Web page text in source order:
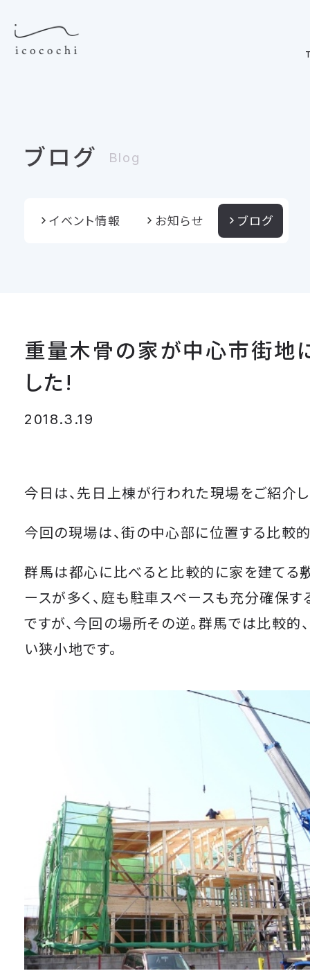
ブログ Blog
イベント情報 お知らせ ブログ
重量木骨の家が中心市街地
した!
2018.3.19
今日は、先日上棟が行われた現場をご紹介し
今回の現場は、街の中心部に位置する比較
群馬は都心に比べると比較的に家を建てる
ースが多く、庭も駐車スペースも充分確保
ですが、今回の場所その逆。群馬では比較的
い狭小地です。